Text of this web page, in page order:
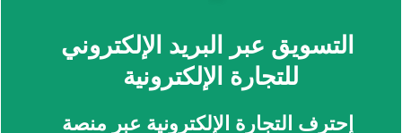
التسويق عبر البريد الإلكتروني
للتجارة الإلكترونية
إحترف التجارة الإلكترونية عبر منصة